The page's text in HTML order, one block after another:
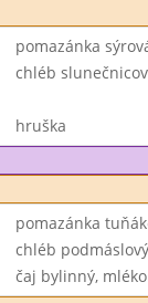
pomazánka
chléb
hruška
pomazánka
chléb podmáslový
čaj bylinný, mléko